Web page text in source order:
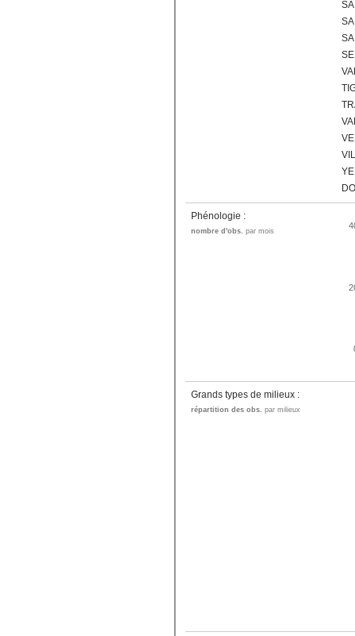
Phénologie :
nombre d'obs. par mois
Grands types de milieux :
répartition des obs. par milieux